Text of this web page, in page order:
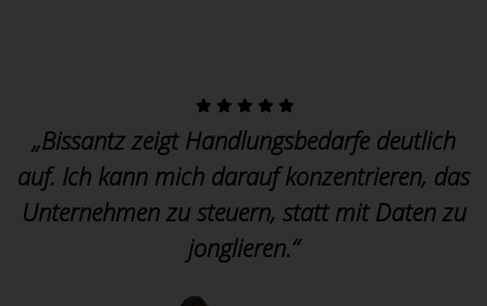
„Bissantz zeigt Handlungsbedarfe deutlich
auf. Ich kann mich darauf konzentrieren, das
Unternehmen zu steuern, statt mit Daten zu
jonglieren.“